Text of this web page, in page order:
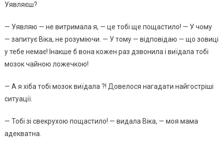
Уявляєш?
— Уявляю — не витримала я, — це тобі ще пощастило! — У чому
— запитує Віка, не розуміючи. — У тому — відповідаю — що зовиці
у тебе немає! Інакше б вона кожен раз дзвонила і виїдала тобі
мозок чайною ложечкою!
— А я хіба тобі мозок виїдала ?! Довелося нагадати найгостріші
ситуації.
— Тобі зі свекрухою пощастило! — видала Віка, — моя мама
адекватна.